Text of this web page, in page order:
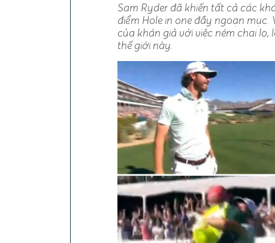
Sam Ryder đã khiến tất cả các
điểm Hole in one đầy ngoạn
của khán giả với việc ném chai
thế giới này.